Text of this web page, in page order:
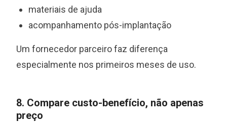
materiais de ajuda
acompanhamento pós-implantação
Um fornecedor parceiro faz diferença
especialmente nos primeiros meses de uso.
8. Compare custo-benefício, não apenas
preço